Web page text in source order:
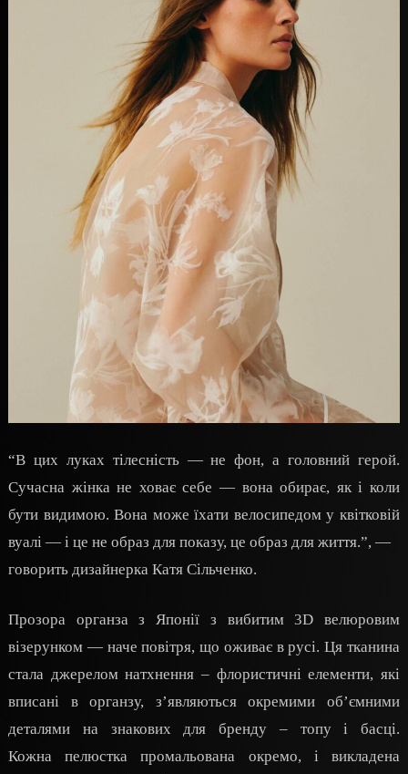
“В цих луках тілесність — не фон, а головний герой.
Сучасна жінка не ховає себе — вона обирає, як і коли
бути видимою. Вона може їхати велосипедом у квітковій
вуалі — і це не образ для показу, це образ для життя.”, —
говорить дизайнерка Катя Сільченко.
Прозора органза з Японії з вибитим 3D велюровим
візерунком — наче повітря, що оживає в русі. Ця тканина
стала джерелом натхнення – флористичні елементи, які
вписані в органзу, з’являються окремими об’ємними
деталями на знакових для бренду – топу і басці.
Кожна пелюстка промальована окремо, і викладена